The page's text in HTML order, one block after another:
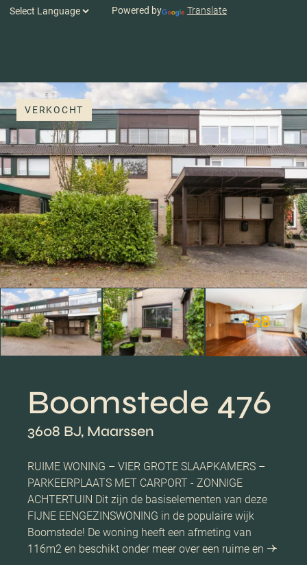
Powered by Translate
VERKOCHT
+ 28
Boomstede 476
3608 BJ, Maarssen
RUIME WONING – VIER GROTE SLAAPKAMERS –
PARKEERPLAATS MET CARPORT - ZONNIGE
ACHTERTUIN Dit zijn de basiselementen van deze
FIJNE EENGEZINSWONING in de populaire wijk
Boomstede! De woning heeft een afmeting van
116m2 en beschikt onder meer over een ruime en